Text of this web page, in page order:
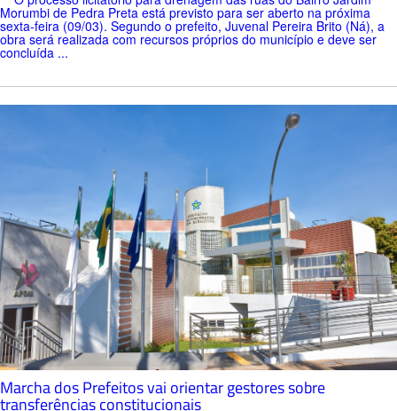
Morumbi de Pedra Preta está previsto para ser aberto na próxima
sexta-feira (09/03). Segundo o prefeito, Juvenal Pereira Brito (Ná), a
obra será realizada com recursos próprios do município e deve ser
concluída ...
Marcha dos Prefeitos vai orientar gestores sobre
transferências constitucionais